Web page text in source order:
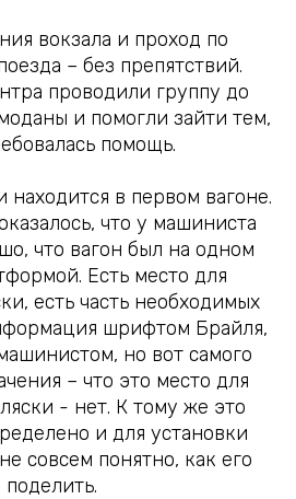
вокзала и проход по
– без препятствий.
проводили группу до
и помогли зайти тем,
помощь.
находится в первом вагоне.
что у машиниста
что вагон был на одном
Есть место для
есть часть необходимых
шрифтом Брайля,
но вот самого
– что это место для
- нет. К тому же это
и для установки
совсем понятно, как его
поделить.